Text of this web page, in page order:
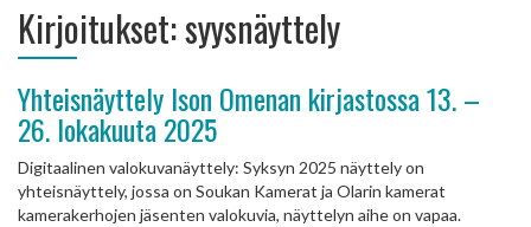
Kirjoitukset:syysnäyttely
Yhteisnäyttely Ison Omenan kirjastossa 13. –
26. lokakuuta 2025
Digitaalinen valokuvanäyttely: Syksyn 2025 näyttely on
yhteisnäyttely, jossa on Soukan Kamerat ja Olarin kamerat
kamerakerhojen jäsenten valokuvia, näyttelyn aihe on vapaa.